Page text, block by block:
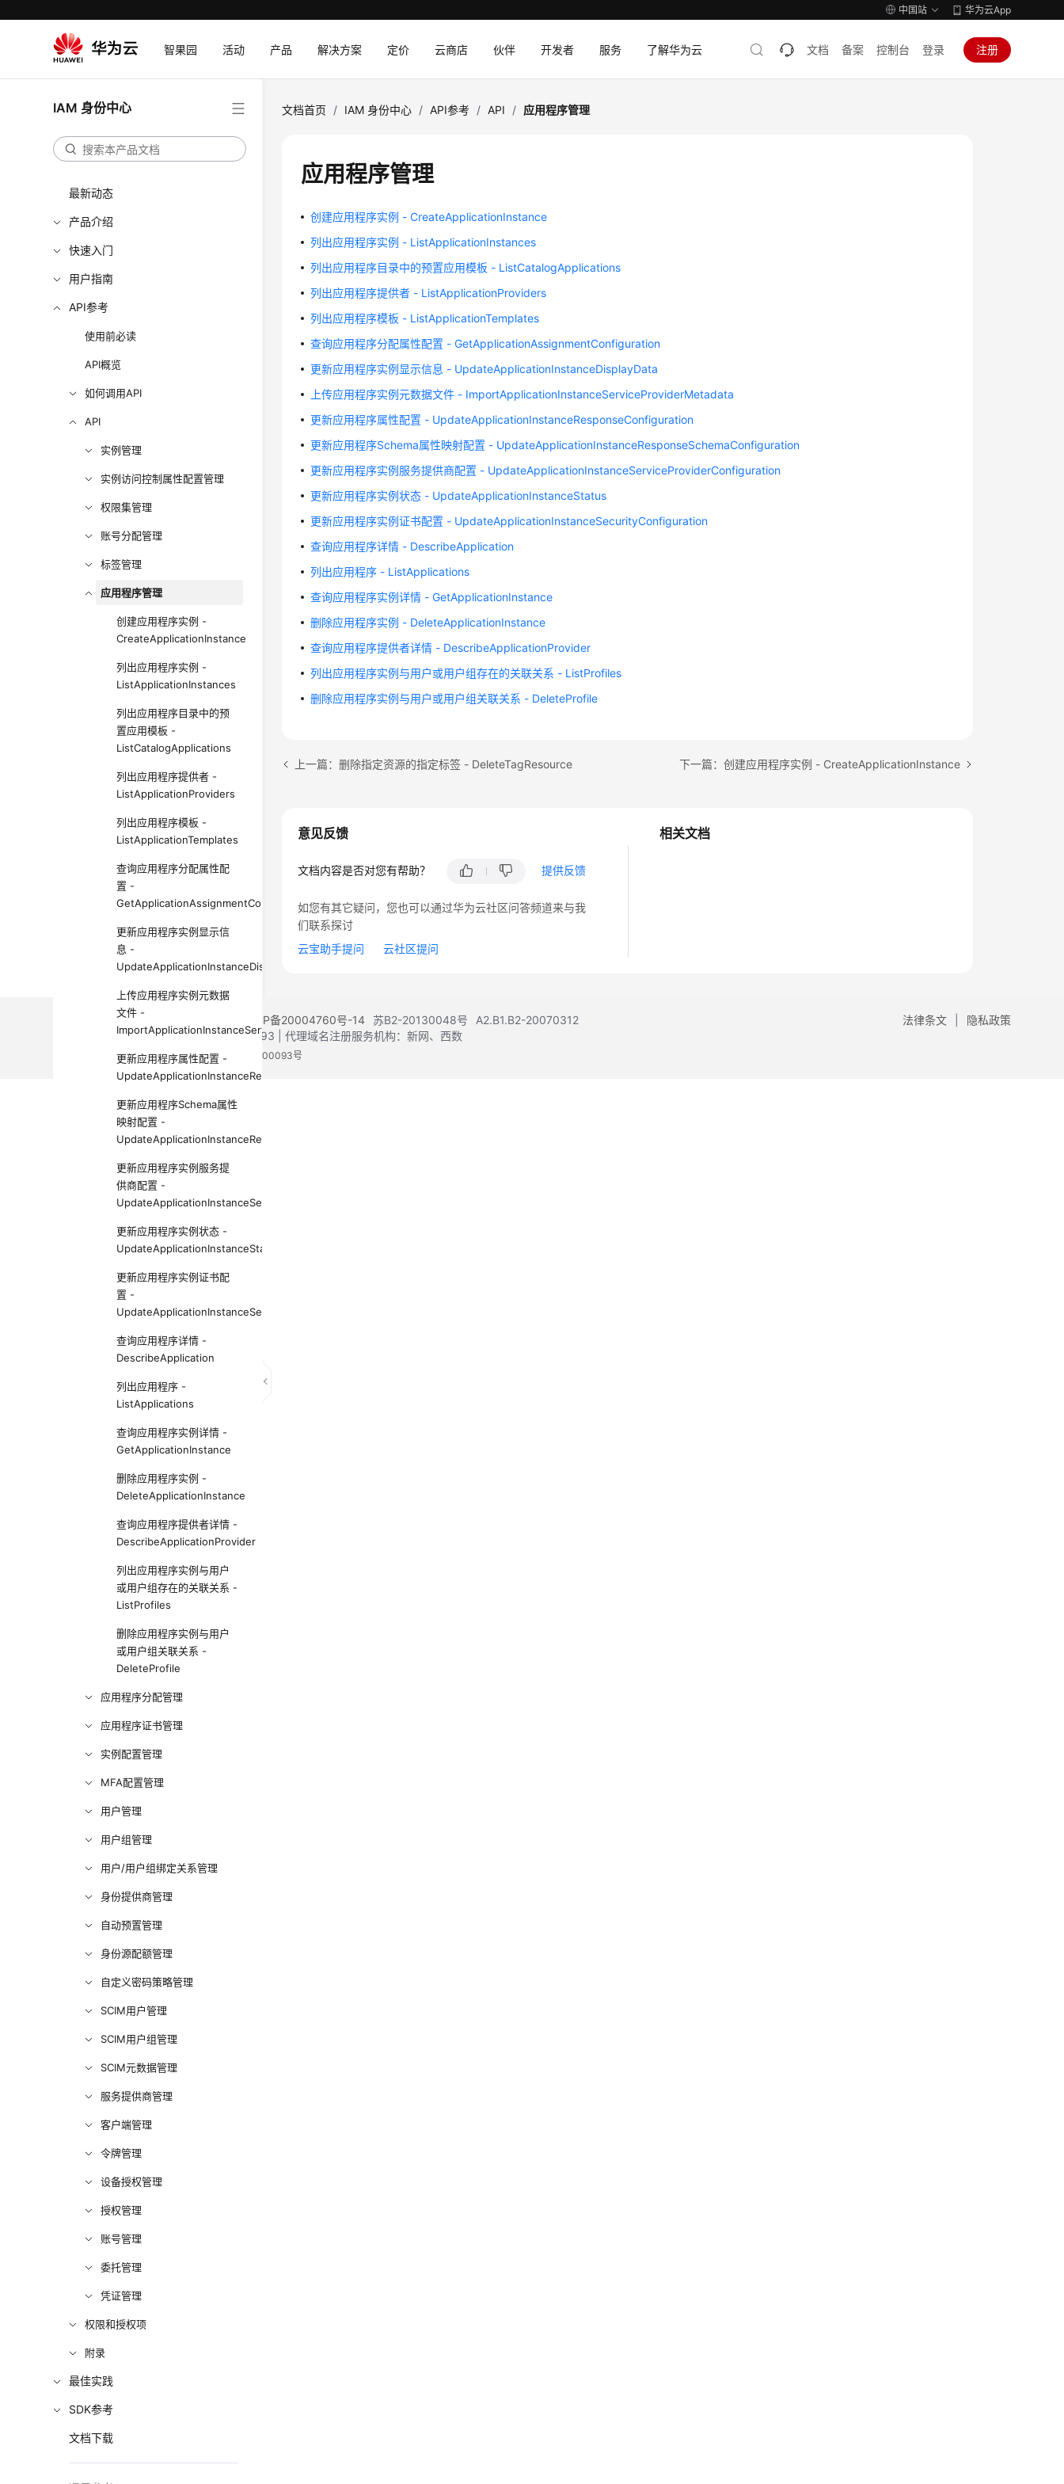
中国站 华为云App
智果园 活动 产品 解决方案 定价 云商店 伙伴 开发者 服务 了解华为云 文档 备案 控制台 登录 注册
IAM 身份中心
最新动态
产品介绍
快速入门
用户指南
API参考
使用前必读
API概览
如何调用API
API
实例管理
实例访问控制属性配置管理
权限集管理
账号分配管理
标签管理
应用程序管理
创建应用程序实例 -
CreateApplicationInstance
列出应用程序实例 -
ListApplicationInstances
列出应用程序目录中的预
置应用模板 -
ListCatalogApplications
列出应用程序提供者 -
ListApplicationProviders
列出应用程序模板 -
ListApplicationTemplates
查询应用程序分配属性配
置 -
GetApplicationAssignmentConfiguration
更新应用程序实例显示信
息 -
UpdateApplicationInstanceDisplayData
上传应用程序实例元数据
文件 -
ImportApplicationInstanceServiceProviderMetadata
更新应用程序属性配置 -
UpdateApplicationInstanceResponseConfiguration
更新应用程序Schema属性
映射配置 -
UpdateApplicationInstanceResponseSchemaConfiguration
更新应用程序实例服务提
供商配置 -
UpdateApplicationInstanceServiceProviderConfiguration
更新应用程序实例状态 -
UpdateApplicationInstanceStatus
更新应用程序实例证书配
置 -
UpdateApplicationInstanceSecurityConfiguration
查询应用程序详情 -
DescribeApplication
列出应用程序 -
ListApplications
查询应用程序实例详情 -
GetApplicationInstance
删除应用程序实例 -
DeleteApplicationInstance
查询应用程序提供者详情 -
DescribeApplicationProvider
列出应用程序实例与用户
或用户组存在的关联关系 -
ListProfiles
删除应用程序实例与用户
或用户组关联关系 -
DeleteProfile
应用程序分配管理
应用程序证书管理
实例配置管理
MFA配置管理
用户管理
用户组管理
用户/用户组绑定关系管理
身份提供商管理
自动预置管理
身份源配额管理
自定义密码策略管理
SCIM用户管理
SCIM用户组管理
SCIM元数据管理
服务提供商管理
客户端管理
令牌管理
设备授权管理
授权管理
账号管理
委托管理
凭证管理
权限和授权项
附录
最佳实践
SDK参考
文档下载
文档首页 / IAM 身份中心 / API参考 / API / 应用程序管理
应用程序管理
创建应用程序实例 - CreateApplicationInstance
列出应用程序实例 - ListApplicationInstances
列出应用程序目录中的预置应用模板 - ListCatalogApplications
列出应用程序提供者 - ListApplicationProviders
列出应用程序模板 - ListApplicationTemplates
查询应用程序分配属性配置 - GetApplicationAssignmentConfiguration
更新应用程序实例显示信息 - UpdateApplicationInstanceDisplayData
上传应用程序实例元数据文件 - ImportApplicationInstanceServiceProviderMetadata
更新应用程序属性配置 - UpdateApplicationInstanceResponseConfiguration
更新应用程序Schema属性映射配置 - UpdateApplicationInstanceResponseSchemaConfiguration
更新应用程序实例服务提供商配置 - UpdateApplicationInstanceServiceProviderConfiguration
更新应用程序实例状态 - UpdateApplicationInstanceStatus
更新应用程序实例证书配置 - UpdateApplicationInstanceSecurityConfiguration
查询应用程序详情 - DescribeApplication
列出应用程序 - ListApplications
查询应用程序实例详情 - GetApplicationInstance
删除应用程序实例 - DeleteApplicationInstance
查询应用程序提供者详情 - DescribeApplicationProvider
列出应用程序实例与用户或用户组存在的关联关系 - ListProfiles
删除应用程序实例与用户或用户组关联关系 - DeleteProfile
上一篇：删除指定资源的指定标签 - DeleteTagResource 下一篇：创建应用程序实例 - CreateApplicationInstance
相关文档
意见反馈
文档内容是否对您有帮助？ 提供反馈
如您有其它疑问，您也可以通过华为云社区问答频道来与我
们联系探讨
云宝助手提问
云社区提问
法律条文 隐私政策
©2026 Huaweicloud.com 版权所有 黔ICP备20004760号-14 苏B2-20130048号
A2.B1.B2-20070312
增值电信业务经营许可证：B1.B2-20200593 | 代理域名注册服务机构：新网、西数
电子营业执照 贵公网安备 52990002000093号